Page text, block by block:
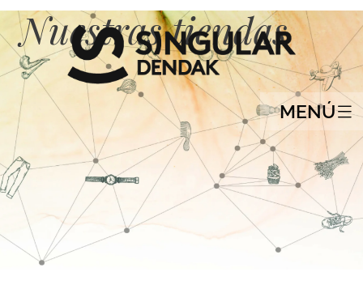
MENÚ
Nuestras tiendas